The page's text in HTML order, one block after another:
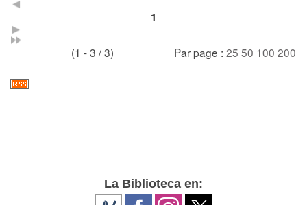
1
(1 - 3 / 3) Par page : 25 50 100 200
La Biblioteca en: